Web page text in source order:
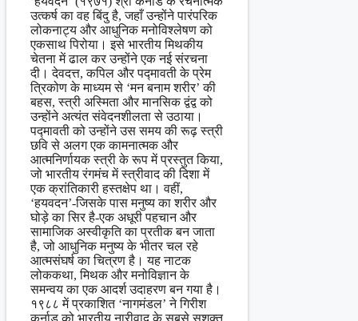
उत्कर्ष का वह बिंदु है, जहाँ उन्होंने पारंपरिक
लोकनाट्य और आधुनिक मनोविश्लेषण को
एकसाथ पिरोया। इसे भारतीय मिथकीय
चेतना में ढाल कर उन्होंने एक नई संरचना
दी। देवदत्त, कपिल और पद्मावती के प्रेम
त्रिकोण के माध्यम से ‘मन बनाम शरीर’ की
बहस, स्त्री अस्मिता और मानसिक द्वंद्व को
उन्होंने अत्यंत संवेदनशीलता से उठाया।
पद्मावती को उन्होंने उस समय की रूढ़ स्त्री
छवि से अलग एक कामनात्मक और
आत्मनिर्णायक स्त्री के रूप में प्रस्तुत किया,
जो भारतीय रंगमंच में स्त्रीवाद की दिशा में
एक क्रांतिकारी हस्तक्षेप था। वहीं,
‘हयवदन’-जिसके पास मनुष्य का शरीर और
घोड़े का सिर है-एक अधूरी पहचान और
सामाजिक अस्वीकृति का प्रतीक बन जाता
है, जो आधुनिक मनुष्य के भीतर चल रहे
आत्मसंघर्ष का चित्रण है। यह नाटक
लोककथा, मिथक और मनोविज्ञान के
समन्वय का एक आदर्श उदाहरण बन गया है।
१९८८ में प्रकाशित ‘नागमंडल’ ने गिरीश